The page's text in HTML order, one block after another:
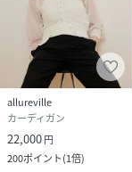
allureville
カーディガン
22,000円
200ポイント(1倍)